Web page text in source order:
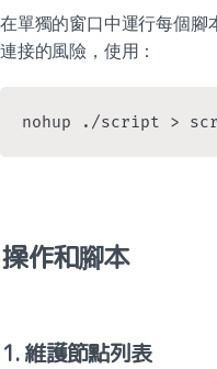
在單獨的窗口中運行每個腳
連接的風險，使用：
nohup ./script >
操作和腳本
1. 維護節點列表